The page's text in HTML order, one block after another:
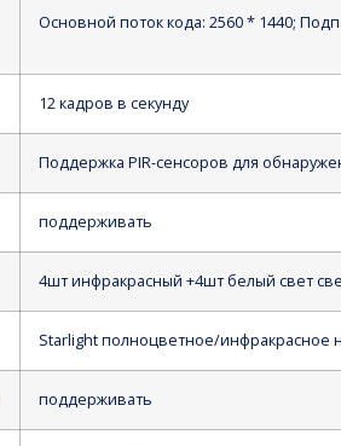
Основной поток кода: 2560 * 1440;
12 кадров в секунду
Поддержка PIR-сенсоров для
поддерживать
4шт инфракрасный +4шт белый свет
Starlight полноцветное/инфракрасное
поддерживать